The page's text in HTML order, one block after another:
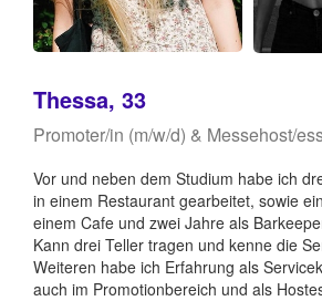
Thessa, 33
Promoter/in (m/w/d) & Messehost/
Vor und neben dem Studium habe ich
in einem Restaurant gearbeitet, sowie
einem Cafe und zwei Jahre als
Kann drei Teller tragen und kenne die
Weiteren habe ich Erfahrung als
auch im Promotionbereich und als